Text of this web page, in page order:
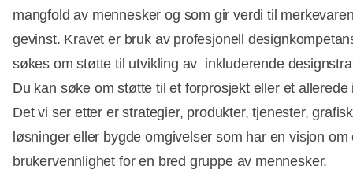
mangfold av mennesker og som gir verdi til
gevinst. Kravet er bruk av profesjonell
søkes om støtte til utvikling av inkluderende
Du kan søke om støtte til et forprosjekt eller et
Det vi ser etter er strategier, produkter, tjenester,
løsninger eller bygde omgivelser som har en visjon om
brukervennlighet for en bred gruppe av mennesker.